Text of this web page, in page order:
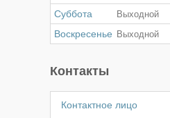
Суббота Выходной
Воскресенье Выходной
Контакты